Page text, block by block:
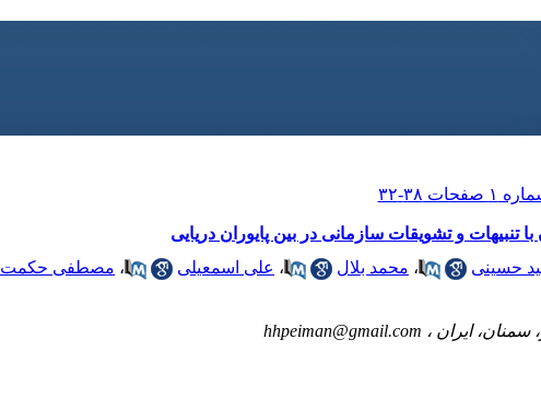
و تشویقات سازمانی در بین پایوران دریایی
حسینی ، محمد بلال ، علی اسمعیلی ، مصطفی حکمت
سمنان، ایران ، hhpeiman@gmail.com